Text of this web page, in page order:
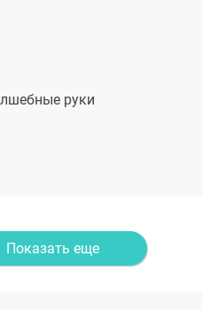
руки
Показать еще